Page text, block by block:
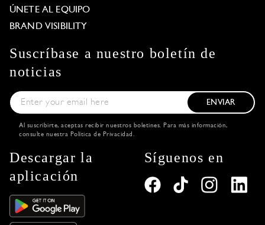
ÚNETE AL EQUIPO
BRAND VISIBILITY
Suscríbase a nuestro boletín de
noticias
ENVIAR
Al suscribirte, aceptas recibir nuestros boletines. Para más información,
consulte nuestra Política de Privacidad .
Descargar la
aplicación
Síguenos en